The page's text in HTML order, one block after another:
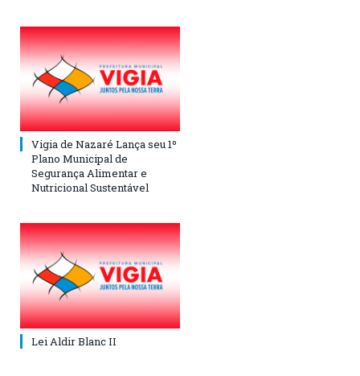
Vigia de Nazaré Lança seu 1º
Plano Municipal de
Segurança Alimentar e
Nutricional Sustentável
Lei Aldir Blanc II